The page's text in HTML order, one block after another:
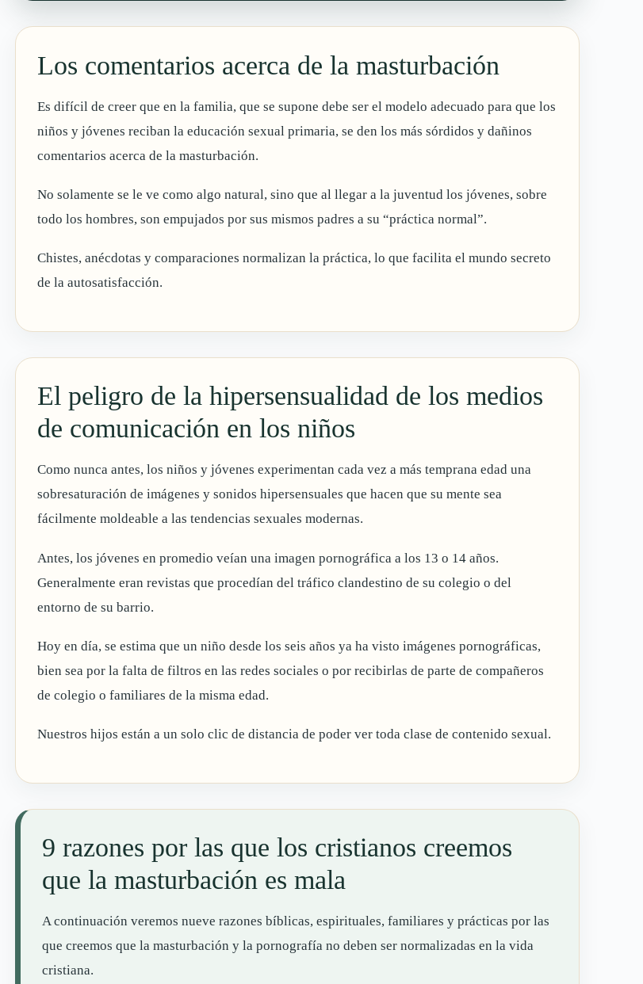
Los comentarios acerca de la masturbación
Es difícil de creer que en la familia, que se supone debe ser el modelo adecuado para que los
niños y jóvenes reciban la educación sexual primaria, se den los más sórdidos y dañinos
comentarios acerca de la masturbación.
No solamente se le ve como algo natural, sino que al llegar a la juventud los jóvenes, sobre
todo los hombres, son empujados por sus mismos padres a su “práctica normal”.
Chistes, anécdotas y comparaciones normalizan la práctica, lo que facilita el mundo secreto
de la autosatisfacción.
El peligro de la hipersensualidad de los medios
de comunicación en los niños
Como nunca antes, los niños y jóvenes experimentan cada vez a más temprana edad una
sobresaturación de imágenes y sonidos hipersensuales que hacen que su mente sea
fácilmente moldeable a las tendencias sexuales modernas.
Antes, los jóvenes en promedio veían una imagen pornográfica a los 13 o 14 años.
Generalmente eran revistas que procedían del tráfico clandestino de su colegio o del
entorno de su barrio.
Hoy en día, se estima que un niño desde los seis años ya ha visto imágenes pornográficas,
bien sea por la falta de filtros en las redes sociales o por recibirlas de parte de compañeros
de colegio o familiares de la misma edad.
Nuestros hijos están a un solo clic de distancia de poder ver toda clase de contenido sexual.
9 razones por las que los cristianos creemos
que la masturbación es mala
A continuación veremos nueve razones bíblicas, espirituales, familiares y prácticas por las
que creemos que la masturbación y la pornografía no deben ser normalizadas en la vida
cristiana.